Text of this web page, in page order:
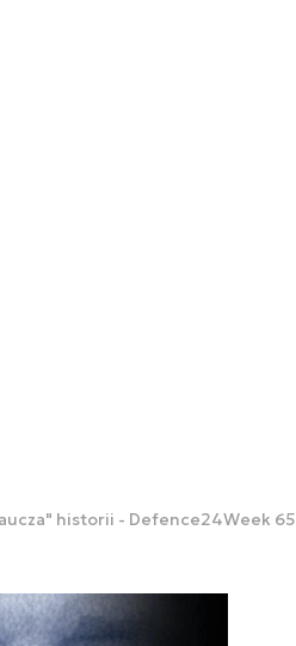
historii - Defence24Week 65